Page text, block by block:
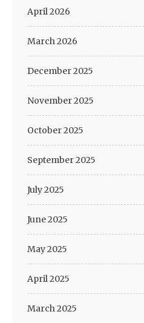
April 2026
March 2026
December 2025
November 2025
October 2025
September 2025
July 2025
June 2025
May 2025
April 2025
March 2025